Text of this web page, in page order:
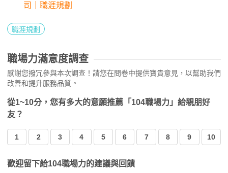
司｜職涯規劃
職涯規劃
職場力滿意度調查
感謝您撥冗參與本次調查！請您在問卷中提供寶貴意見，以幫助我們
改善和提升服務品質。
從1~10分，您有多大的意願推薦「104職場力」給親朋好
友？
1 2 3 4 5 6 7 8 9 10
歡迎留下給104職場力的建議與回饋